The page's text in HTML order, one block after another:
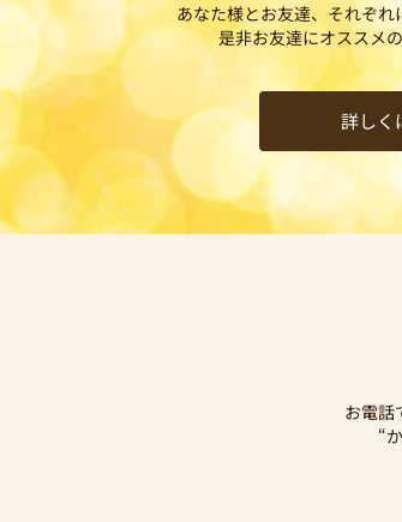
あなた様とお友達、それぞれ
是非お友達にオススメ
詳しく
お電話
“